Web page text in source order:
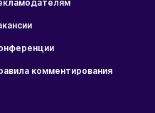
комментирования